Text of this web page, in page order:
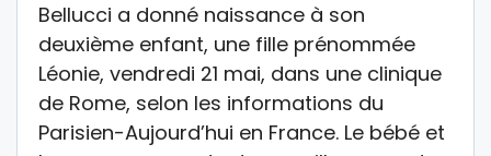
Bellucci a donné naissance à son
deuxième enfant, une fille prénommée
Léonie, vendredi 21 mai, dans une clinique
de Rome, selon les informations du
Parisien-Aujourd’hui en France. Le bébé et